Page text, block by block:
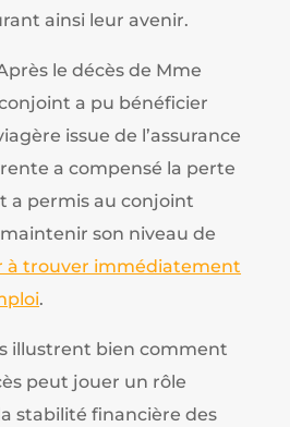
ainsi leur avenir.
le décès de Mme
a pu bénéficier
issue de l’assurance
a compensé la perte
a permis au conjoint
son niveau de
à trouver immédiatement
.
illustrent bien comment
peut jouer un rôle
stabilité financière des